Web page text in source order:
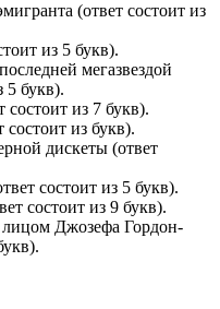
(ответ состоит из
из 5 букв).
мегазвездой
5 букв).
из 7 букв).
состоит из букв).
дискеты (ответ
состоит из 5 букв).
состоит из 9 букв).
лицом Джозефа Гордон-